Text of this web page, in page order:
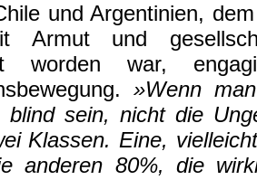
und Argentinien,
Armut und
worden war,
»Wenn
blind sein, nicht die
Klassen. Eine,
anderen 80%, die